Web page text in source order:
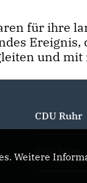
für ihre
Ereignis,
und
CDU Ruhr
CDU NRW
Weitere